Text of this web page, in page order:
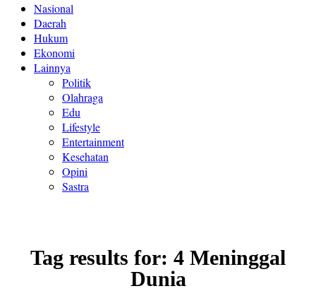
Nasional
Daerah
Hukum
Ekonomi
Lainnya
Politik
Olahraga
Edu
Lifestyle
Entertainment
Kesehatan
Opini
Sastra
Tag results for: 4 Meninggal
Dunia